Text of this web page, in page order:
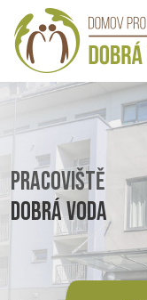
PRACOVIŠTĚ
DOBRÁ VODA